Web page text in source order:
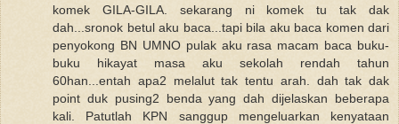
komek GILA-GILA. sekarang ni komek tu tak dak
dah...sronok betul aku baca...tapi bila aku baca komen dari
penyokong BN UMNO pulak aku rasa macam baca buku-
buku hikayat masa aku sekolah rendah tahun
60han...entah apa2 melalut tak tentu arah. dah tak dak
point duk pusing2 benda yang dah dijelaskan beberapa
kali. Patutlah KPN sanggup mengeluarkan kenyataan